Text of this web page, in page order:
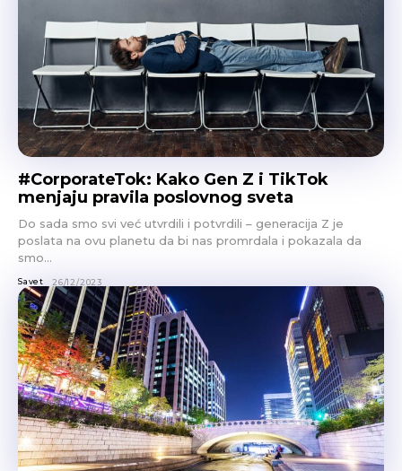
#CorporateTok: Kako Gen Z i TikTok
menjaju pravila poslovnog sveta
Do sada smo svi već utvrdili i potvrdili – generacija Z je
poslata na ovu planetu da bi nas promrdala i pokazala da
smo...
Savet 26/12/2023